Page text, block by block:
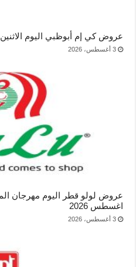
عروض كي إم أبوظبي اليوم الاثنين 3 اغسطس 2026
3 أغسطس، 2026
اغسطس 2026
3 أغسطس، 2026